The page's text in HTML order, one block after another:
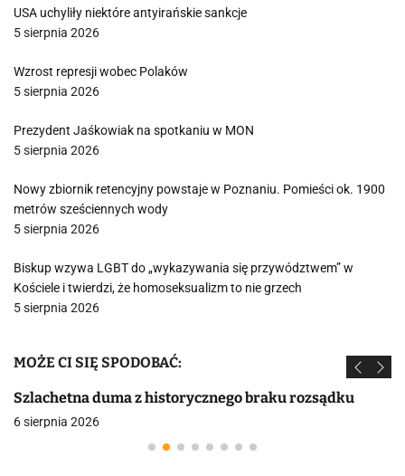
USA uchyliły niektóre antyirańskie sankcje
5 sierpnia 2026
Wzrost represji wobec Polaków
5 sierpnia 2026
Prezydent Jaśkowiak na spotkaniu w MON
5 sierpnia 2026
Nowy zbiornik retencyjny powstaje w Poznaniu. Pomieści ok. 1900
metrów sześciennych wody
5 sierpnia 2026
Biskup wzywa LGBT do „wykazywania się przywództwem” w
Kościele i twierdzi, że homoseksualizm to nie grzech
5 sierpnia 2026
MOŻE CI SIĘ SPODOBAĆ:
Szlachetna duma z historycznego braku rozsądku
6 sierpnia 2026